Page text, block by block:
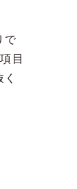
で
目